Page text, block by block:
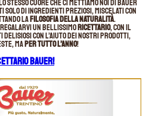
stesso cuore che ci mettiamo noi di Bauer
di ingredienti preziosi, miscelati con
lafilosofia della naturalità.
regalarvi un bellissimoricettario, con il
con l’aiuto dei nostri prodotti,
maper tutto l’anno!
BAUER!